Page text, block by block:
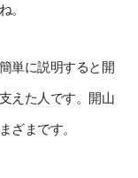
。
単に説明すると開
えた人です。開山
ざまです。